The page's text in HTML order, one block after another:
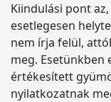
Kiindulási pont
esetlegesen
nem írja felül,
meg. Esetünkben
értékesített
nyilatkozatnak